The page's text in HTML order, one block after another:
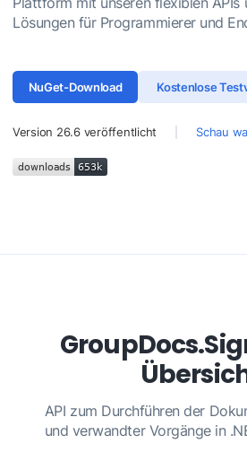
Lösungen für Programmierer und
NuGet-Download Kostenlose
Version 26.6veröffentlicht Schau
API zum Durchführen der
und verwandter Vorgänge in